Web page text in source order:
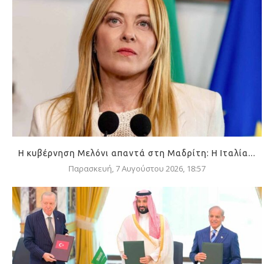
Η κυβέρνηση Μελόνι απαντά στη Μαδρίτη: Η Ιταλία...
Παρασκευή, 7 Αυγούστου 2026, 18:57